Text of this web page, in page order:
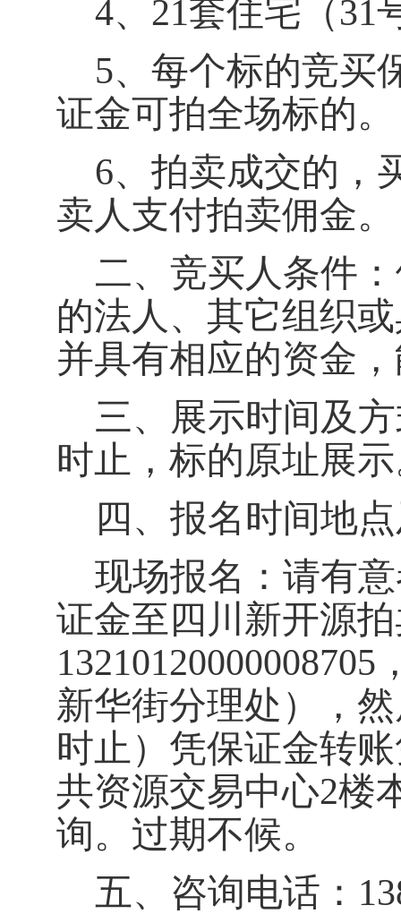
4、21套住宅（31
5、 每个标的竞买
证金可拍全场标的。
6、 拍卖成交的，
卖人支付拍卖佣金。
二、 竞买人条件
的法人、其它组织
并具有相应的资金
三、
展示时间及
时止，标的原址展
四、报名时间地
现场报名：请有
证金至四川新开源
新华街分理处），
时止）凭保证金转
共资源交易中心2楼
询。过期不候。
五、咨询电话：